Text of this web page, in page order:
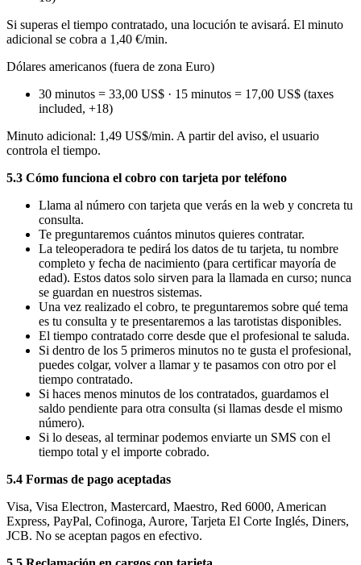
Si superas el tiempo contratado, una locución te avisará. El minuto
adicional se cobra a 1,40 €/min.
Dólares americanos (fuera de zona Euro)
30 minutos = 33,00 US$ · 15 minutos = 17,00 US$ (taxes
included, +18)
Minuto adicional: 1,49 US$/min. A partir del aviso, el usuario
controla el tiempo.
5.3 Cómo funciona el cobro con tarjeta por teléfono
Llama al número con tarjeta que verás en la web y concreta tu
consulta.
Te preguntaremos cuántos minutos quieres contratar.
La teleoperadora te pedirá los datos de tu tarjeta, tu nombre
completo y fecha de nacimiento (para certificar mayoría de
edad). Estos datos solo sirven para la llamada en curso; nunca
se guardan en nuestros sistemas.
Una vez realizado el cobro, te preguntaremos sobre qué tema
es tu consulta y te presentaremos a las tarotistas disponibles.
El tiempo contratado corre desde que el profesional te saluda.
Si dentro de los 5 primeros minutos no te gusta el profesional,
puedes colgar, volver a llamar y te pasamos con otro por el
tiempo contratado.
Si haces menos minutos de los contratados, guardamos el
saldo pendiente para otra consulta (si llamas desde el mismo
número).
Si lo deseas, al terminar podemos enviarte un SMS con el
tiempo total y el importe cobrado.
5.4 Formas de pago aceptadas
Visa, Visa Electron, Mastercard, Maestro, Red 6000, American
Express, PayPal, Cofinoga, Aurore, Tarjeta El Corte Inglés, Diners,
JCB. No se aceptan pagos en efectivo.